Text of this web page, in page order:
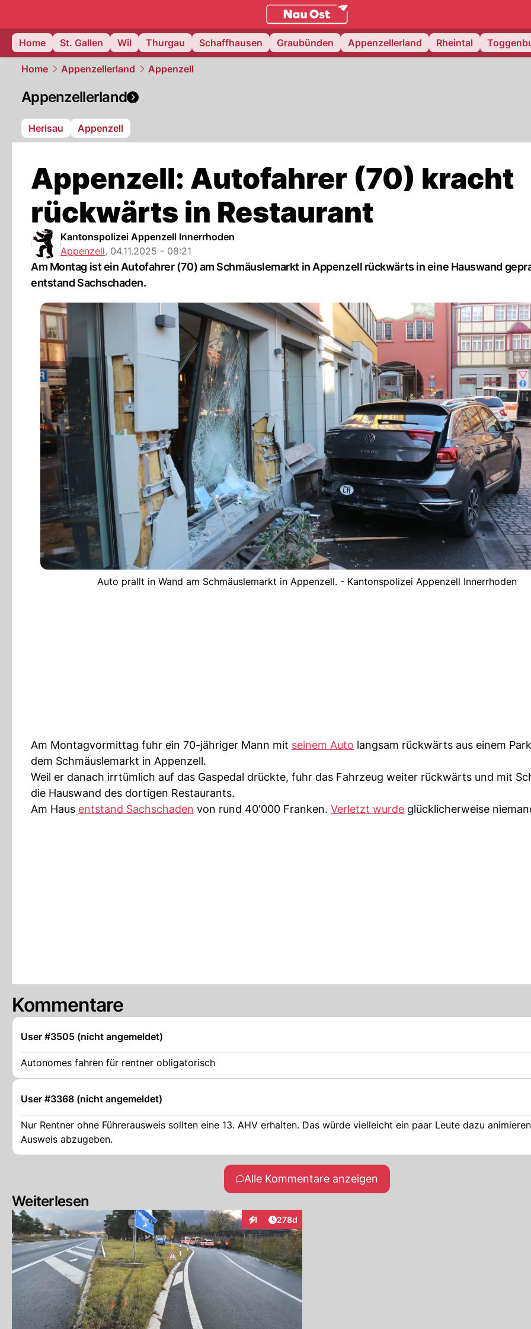
ostschweiz.NAU.ch
Home
St. Gallen Wil Thurgau Schaffhausen Graubünden Appenzellerland Rheintal
Home Appenzellerland Appenzell
Appenzellerland
Herisau Appenzell
Appenzell: Autofahrer (70) kracht
rückwärts in Restaurant
Kantonspolizei Appenzell Innerrhoden
Appenzell, 04.11.2025 - 08:21
Am Montag ist ein Autofahrer (70) am Schmäuslemarkt in Appenzell rückwärts in eine Hauswand
entstand Sachschaden.
Auto prallt in Wand am Schmäuslemarkt in Appenzell. - Kantonspolizei Appenzell Innerrhoden
Am Montagvormittag fuhr ein 70-jähriger Mann mit seinem Auto langsam rückwärts aus einem
dem Schmäuslemarkt in Appenzell.
Weil er danach irrtümlich auf das Gaspedal drückte, fuhr das Fahrzeug weiter rückwärts und mit
die Hauswand des dortigen Restaurants.
Am Haus entstand Sachschaden von rund 40'000 Franken. Verletzt wurde glücklicherweise
Kommentare
User #3505 (nicht angemeldet)
Autonomes fahren für rentner obligatorisch
User #3368 (nicht angemeldet)
Nur Rentner ohne Führerausweis sollten eine 13. AHV erhalten. Das würde vielleicht ein paar Leute dazu
Ausweis abzugeben.
Alle Kommentare anzeigen
Weiterlesen
1
InteraktionenArtikel veröffentlicht:
278d